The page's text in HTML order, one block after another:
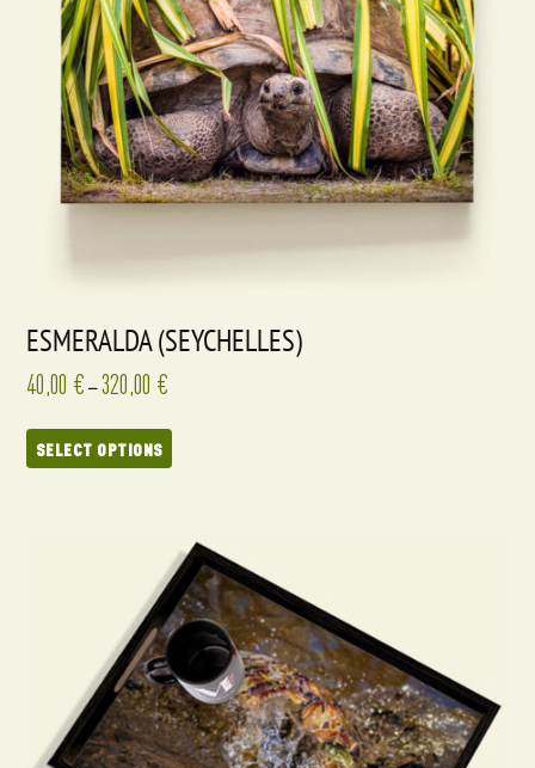
ESMERALDA (SEYCHELLES)
40,00 € –320,00 €
SELECT OPTIONS